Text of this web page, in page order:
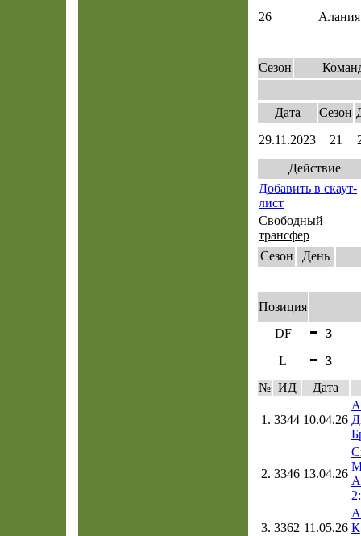
26 Алания
Сезон
Дата Сезон
29.11.2023
21
Действие
Добавить в скаут-
лист
Свободный
трансфер
Сезон
День
Позиция
DF
3
L
3
№ ИД Дата
1. 3344 10.04.26
2. 3346 13.04.26
3. 3362 11.05.26